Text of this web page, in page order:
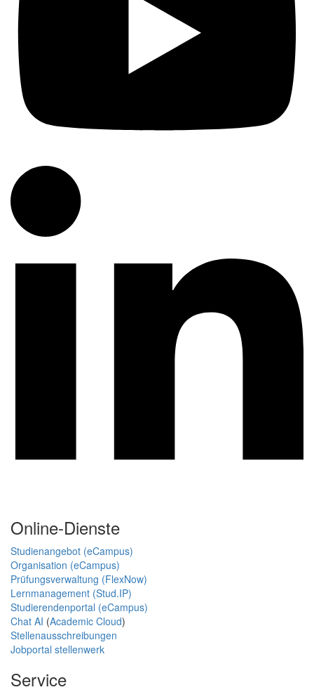
Online-Dienste
Studienangebot (eCampus)
Organisation (eCampus)
Prüfungsverwaltung (FlexNow)
Lernmanagement (Stud.IP)
Studierendenportal (eCampus)
Chat AI (Academic Cloud)
Stellenausschreibungen
Jobportal stellenwerk
Service